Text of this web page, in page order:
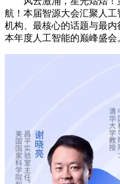
航！本届智源大会汇聚人
机构、最核心的话题与最
本年度人工智能的巅峰盛会